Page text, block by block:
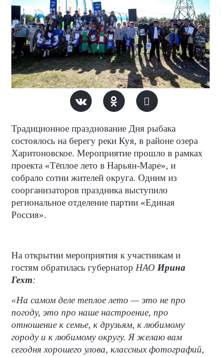
Традиционное празднование Дня рыбака
состоялось на берегу реки Куя, в районе озера
Харитоновское. Мероприятие прошло в рамках
проекта «Тёплое лето в Нарьян-Маре», и
собрало сотни жителей округа. Одним из
соорганизаторов праздника выступило
региональное отделение партии «Единая
Россия».
На открытии мероприятия к участникам и
гостям обратилась губернатор НАО Ирина
Гехт:
«На самом деле теплое лето — это не про
погоду, это про наше настроение, про
отношение к семье, к друзьям, к любимому
городу и к любимому округу. Я желаю вам
сегодня хорошего улова, классных фотографий,